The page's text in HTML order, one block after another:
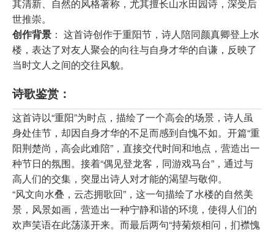
其清新、自然的风格著称，尤其擅长山水田园诗，深受后
世推崇。
创作背景 ： 这首诗创作于重阳节，诗人陪同颜真卿登上水
楼，表达了对友人聚会的向往与自身才华的自谦，反映了
当时文人之间的交往风貌。
诗歌鉴赏：
这首诗以“重阳”为时点，描绘了一个高会的场景，诗人虽
身处佳节，却因自身才华的不足而感到自愧不如。开篇“重
阳荆楚尚，高会此难陪”，直接交代时间和地点，营造出一
种节日的氛围。接着“偶见登龙客，同游戏马台”，通过与
高人们的交集，突显出诗人对才能的渴望与敬仰。
“风文向水叠，云态拥歌回”，这一句描绘了水楼的自然美
景，风景如画，营造出一种宁静和谐的环境，使得人们的
欢声笑语在此荡漾开来。而最后两句“持菊烦相问，扪襟愧